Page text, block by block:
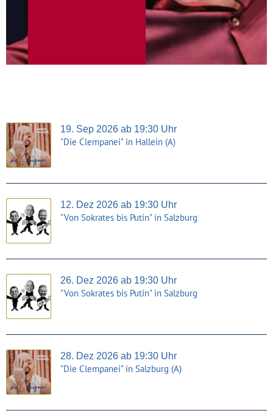
19. Sep 2026 ab 19:30 Uhr
"Die Clempanei" in Hallein (A)
12. Dez 2026 ab 19:30 Uhr
"Von Sokrates bis Putin" in Salzburg
26. Dez 2026 ab 19:30 Uhr
"Von Sokrates bis Putin" in Salzburg
28. Dez 2026 ab 19:30 Uhr
"Die Clempanei" in Salzburg (A)